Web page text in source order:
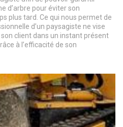
d’arbre pour éviter son
plus tard. Ce qui nous permet de
d’un paysagiste ne vise
client dans un instant présent
à l’efficacité de son